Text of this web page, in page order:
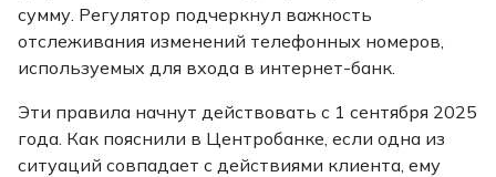
сумму. Регулятор подчеркнул важность
отслеживания изменений телефонных номеров,
используемых для входа в интернет-банк.
Эти правила начнут действовать с 1 сентября 2025
года. Как пояснили в Центробанке, если одна из
ситуаций совпадает с действиями клиента, ему